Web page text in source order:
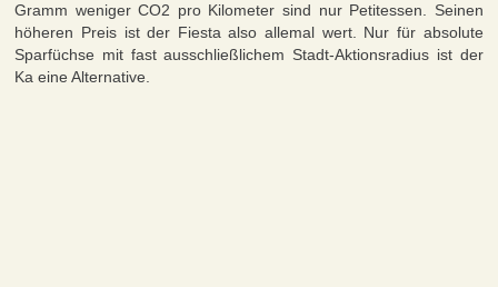
Gramm weniger CO2 pro Kilometer sind nur Petitessen. Seinen
höheren Preis ist der Fiesta also allemal wert. Nur für absolute
Sparfüchse mit fast ausschließlichem Stadt-Aktionsradius ist der
Ka eine Alternative.